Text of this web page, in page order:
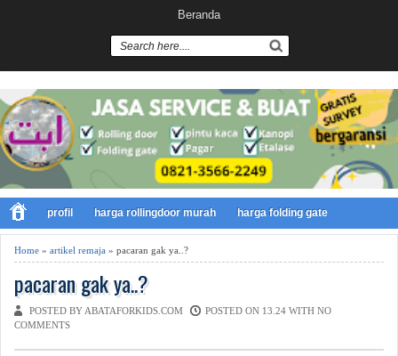
Beranda
profil harga rollingdoor murah harga folding gate
Home » artikel remaja » pacaran gak ya..?
pacaran gak ya..?
POSTED BY ABATAFORKIDS.COM POSTED ON 13.24 WITH NO
COMMENTS